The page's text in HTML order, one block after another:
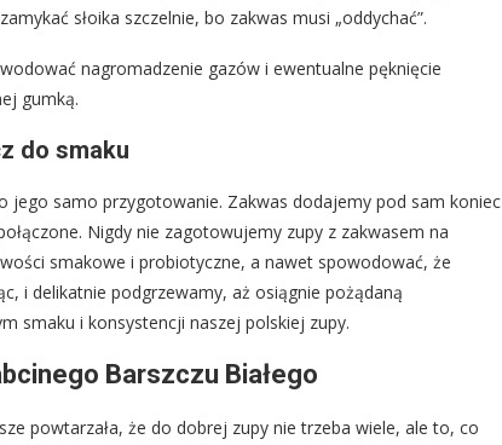
słoika szczelnie, bo zakwas musi „oddychać”.
nagromadzenie gazów i ewentualne pęknięcie
gumką.
do smaku
samo przygotowanie. Zakwas dodajemy pod sam koniec
Nigdy nie zagotowujemy zupy z zakwasem na
smakowe i probiotyczne, a nawet spowodować, że
i delikatnie podgrzewamy, aż osiągnie pożądaną
smaku i konsystencji naszej polskiej zupy.
Barszczu Białego
powtarzała, że do dobrej zupy nie trzeba wiele, ale to, co